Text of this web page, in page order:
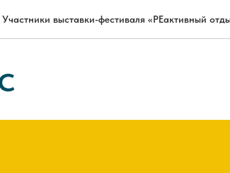
Участники выставки-фестиваля «РЕактивный